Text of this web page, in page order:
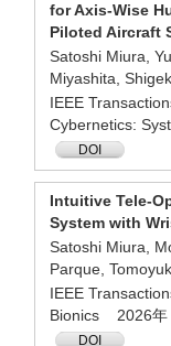
for Axis-Wise
Piloted Aircraft
Satoshi Miura,
Miyashita,
IEEE
Cybernetics:
DOI
Intuitive Tele-
System with
Satoshi Miura,
Parque,
IEEE
Bionics 2026年
DOI